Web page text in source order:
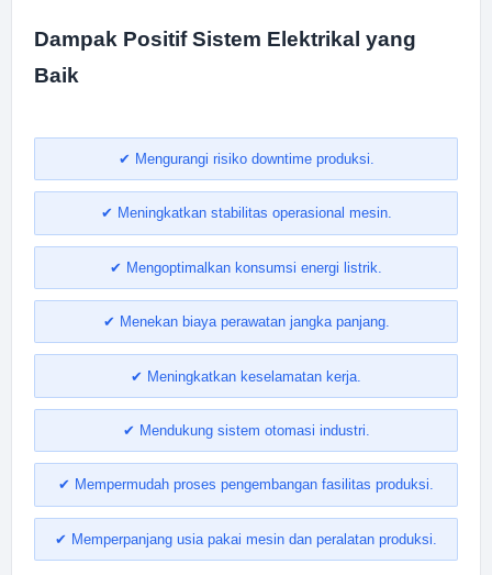
Dampak Positif Sistem Elektrikal yang
Baik
✔ Mengurangi risiko downtime produksi.
✔ Meningkatkan stabilitas operasional mesin.
✔ Mengoptimalkan konsumsi energi listrik.
✔ Menekan biaya perawatan jangka panjang.
✔ Meningkatkan keselamatan kerja.
✔ Mendukung sistem otomasi industri.
✔ Mempermudah proses pengembangan fasilitas produksi.
✔ Memperpanjang usia pakai mesin dan peralatan produksi.